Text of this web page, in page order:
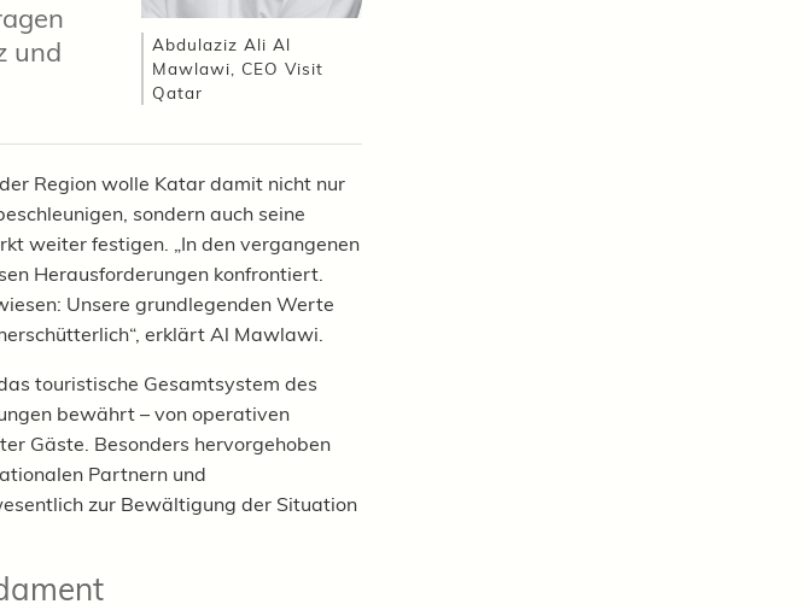
und
Abdulaziz Ali Al
Mawlawi, CEO Visit
Qatar
Region wolle Katar damit nicht nur
sondern auch seine
weiter festigen. „In den vergangenen
Herausforderungen konfrontiert.
Unsere grundlegenden Werte
erklärt Al Mawlawi.
touristische Gesamtsystem des
bewährt – von operativen
Gäste. Besonders hervorgehoben
Partnern und
zur Bewältigung der Situation